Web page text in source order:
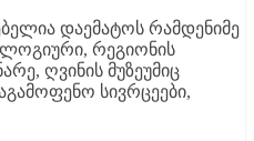
დაემატოს რამდენიმე
რეგიონის
ღვინის მუზეუმიც
სივრცეები,